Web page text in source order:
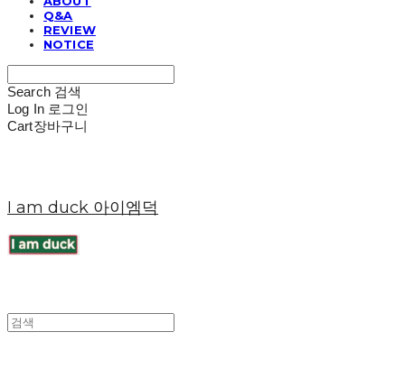
Q&A
REVIEW
NOTICE
Search 검색
Log In 로그인
Cart장바구니
I am duck 아이엠덕